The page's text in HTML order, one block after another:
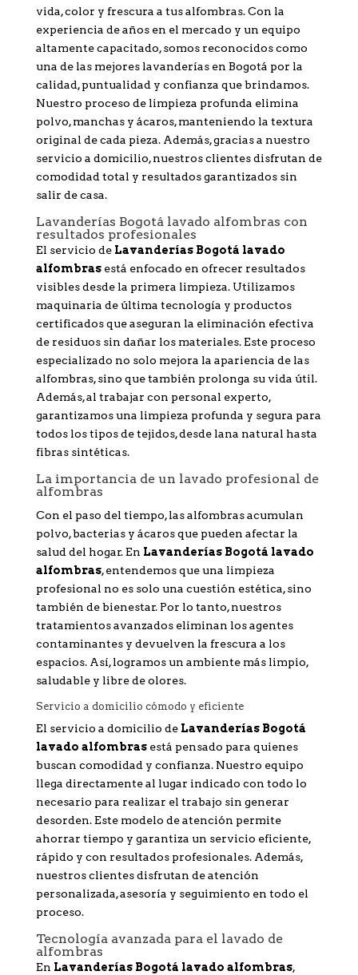
vida, color y frescura a tus alfombras. Con la
experiencia de años en el mercado y un equipo
altamente capacitado, somos reconocidos como
una de las mejores lavanderías en Bogotá por la
calidad, puntualidad y confianza que brindamos.
Nuestro proceso de limpieza profunda elimina
polvo, manchas y ácaros, manteniendo la textura
original de cada pieza. Además, gracias a nuestro
servicio a domicilio, nuestros clientes disfrutan de
comodidad total y resultados garantizados sin
salir de casa.
Lavanderías Bogotá lavado alfombras con
resultados profesionales
El servicio de Lavanderías Bogotá lavado
alfombrasestá enfocado en ofrecer resultados
visibles desde la primera limpieza. Utilizamos
maquinaria de última tecnología y productos
certificados que aseguran la eliminación efectiva
de residuos sin dañar los materiales. Este proceso
especializado no solo mejora la apariencia de las
alfombras, sino que también prolonga su vida útil.
Además, al trabajar con personal experto,
garantizamos una limpieza profunda y segura para
todos los tipos de tejidos, desde lana natural hasta
fibras sintéticas.
La importancia de un lavado profesional de
alfombras
Con el paso del tiempo, las alfombras acumulan
polvo, bacterias y ácaros que pueden afectar la
salud del hogar. En Lavanderías Bogotá lavado
alfombras, entendemos que una limpieza
profesional no es solo una cuestión estética, sino
también de bienestar. Por lo tanto, nuestros
tratamientos avanzados eliminan los agentes
contaminantes y devuelven la frescura a los
espacios. Así, logramos un ambiente más limpio,
saludable y libre de olores.
Servicio a domicilio cómodo y eficiente
El servicio a domicilio de Lavanderías Bogotá
lavado alfombrasestá pensado para quienes
buscan comodidad y confianza. Nuestro equipo
llega directamente al lugar indicado con todo lo
necesario para realizar el trabajo sin generar
desorden. Este modelo de atención permite
ahorrar tiempo y garantiza un servicio eficiente,
rápido y con resultados profesionales. Además,
nuestros clientes disfrutan de atención
personalizada, asesoría y seguimiento en todo el
proceso.
Tecnología avanzada para el lavado de
alfombras
En Lavanderías Bogotá lavado alfombras,